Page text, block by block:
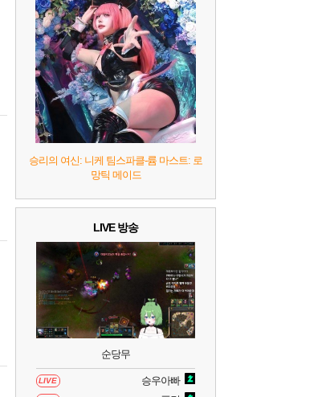
8 헤일로: 캠페인 이볼브드 2
9 캡틴 츠바사 2 월드 파이터즈
10 레고 배트맨: 레거시 오브 더 다크 나이트
승리의 여신: 니케 팀스파클-륨 마스트: 로
망틱 메이드
LIVE 방송
순당무
LIVE 승우아빠